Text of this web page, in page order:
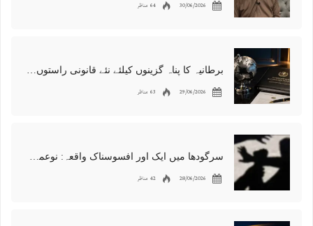
30/06/2026 64 مناظر
برطانیہ کا پناہ گزینوں کیلئے نئے قانونی راستوں اور اسپانسر شپ نظام کا اعلان
29/06/2026 63 مناظر
سرگودھا میں ایک اور افسوسناک واقعہ: نوعمر لڑکے سے مبینہ زیادتی، مقدمہ درج
28/06/2026 42 مناظر